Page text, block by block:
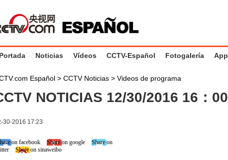
Portada Noticias Vídeos CCTV-Español Fotogalería App
Español > CCTV Noticias > Videos de programa
NOTICIAS 12/30/2016 16：00
30-2016 17:23
on facebook Share on google
Share on
Share on sinaweibo